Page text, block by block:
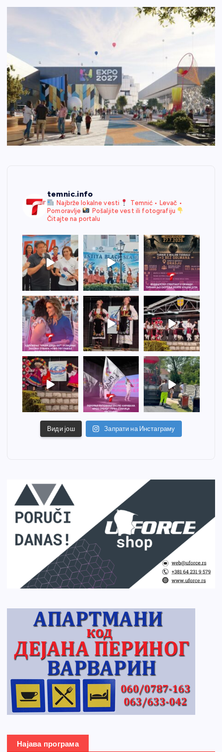
temnic.info
Najbrže lokalne vesti
Temnić • Levač •
Pomoravlje
Pošaljite vest ili fotografiju
Čitajte na portalu
Види још Запрати на Инстаграму
Најава програма